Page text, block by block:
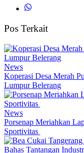
Pos Terkait
News
Koperasi Desa Merah
Lumpur Belerang
News
Porsenap Meriahkan
Sportivitas